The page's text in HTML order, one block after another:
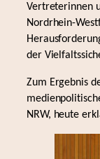
Vertreterinnen
Nordrhein-
der
Zum Ergebnis
NRW, heute